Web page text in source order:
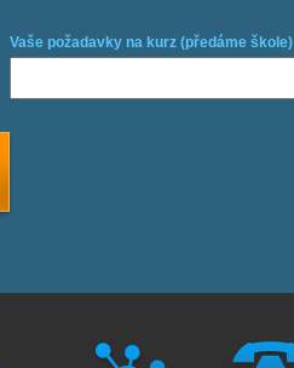
Vaše požadavky na kurz (předáme škole)